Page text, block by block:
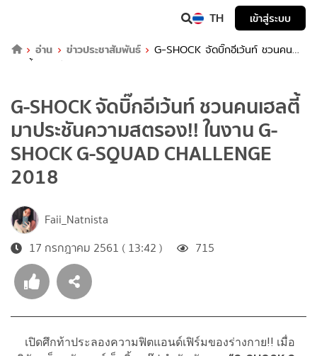
TH
เข้าสู่ระบบ
อ่าน
ข่าวประชาสัมพันธ์
G-SHOCK จัดบิ๊กอีเว้นท์ ชวนคน
เฮลตี้มาประชันความสตรอง!! ในงาน G-SHOCK G-SQUAD
G-SHOCK จัดบิ๊กอีเว้นท์ ชวนคนเฮลตี้
มาประชันความสตรอง!! ในงาน G-
SHOCK G-SQUAD CHALLENGE
2018
Faii_Natnista
17 กรกฎาคม 2561 ( 13:42 )
715
เปิดศึกท้าประลองความฟิตแอนด์เฟิร์มของร่างกาย!! เมื่อ